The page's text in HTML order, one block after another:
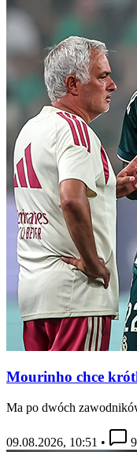
Mourinho chce
Ma po dwóch
09.08.2026, 10:51 •